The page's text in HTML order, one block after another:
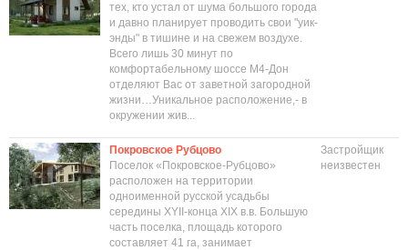
тех, кто устал от шума большого города
и давно планирует проводить свои "уик-
энды" в тишине и на свежем воздухе.
Всего лишь 30 минут по
комфортабельному шоссе М4-Дон
отделяют Вас от заветной загородной
жизни…Уникальное расположение,- в
окружении жив...
Покровское Рубцово
Поселок «Покровское-Рубцово»
расположен на территории
одноименной русской усадьбы
середины XYII-конца XIX в.в. Большую
часть поселка, площадь которого
составляет 41 га, занимает
Застройщик
неизвестен